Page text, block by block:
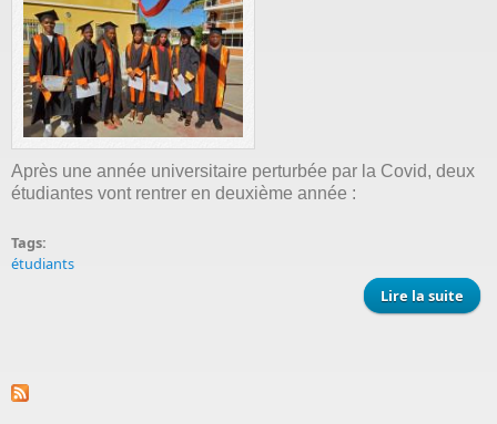
Après une année universitaire perturbée par la Covid, deux
étudiantes vont rentrer en deuxième année :
Tags:
étudiants
Lire la suite